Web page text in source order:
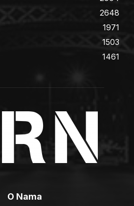
2648
1971
1503
1461
O Nama